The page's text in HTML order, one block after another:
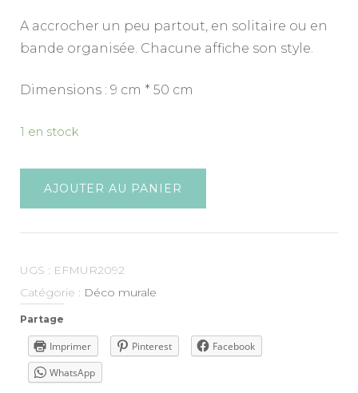
A accrocher un peu partout, en solitaire ou en
bande organisée. Chacune affiche son style.
Dimensions : 9 cm * 50 cm
1 en stock
AJOUTER AU PANIER
UGS : EFMUR2092
Catégorie : Déco murale
Partage
Imprimer Pinterest
Facebook
WhatsApp